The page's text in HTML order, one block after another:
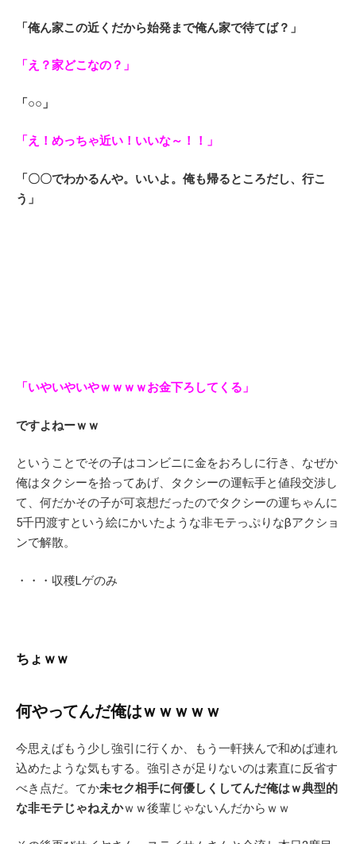
「俺ん家この近くだから始発まで俺ん家で待てば？」
「え？家どこなの？」
「○○」
「え！めっちゃ近い！いいな～！！」
「〇〇でわかるんや。いいよ。俺も帰るところだし、行こ
う」
「いやいやいやｗｗｗｗお金下ろしてくる」
ですよねーｗｗ
ということでその子はコンビニに金をおろしに行き、なぜか
俺はタクシーを拾ってあげ、タクシーの運転手と値段交渉し
て、何だかその子が可哀想だったのでタクシーの運ちゃんに
5千円渡すという絵にかいたような非モテっぷりなβアクショ
ンで解散。
・・・収穫Lゲのみ
ちょｗｗ
何やってんだ俺はｗｗｗｗｗ
今思えばもう少し強引に行くか、もう一軒挟んで和めば連れ
込めたような気もする。強引さが足りないのは素直に反省す
べき点だ。てか未セク相手に何優しくしてんだ俺はｗ典型的
な非モテじゃねえかｗｗ後輩じゃないんだからｗｗ